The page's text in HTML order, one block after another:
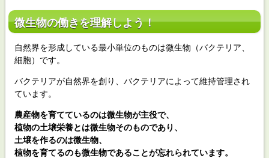
微生物の働きを理解しよう！
自然界を形成している最小単位のものは微生物（バクテリア、
細胞）です。
バクテリアが自然界を創り、バクテリアによって維持管理され
ています。
農産物を育てているのは微生物が主役で、
植物の土壌栄養とは微生物そのものであり、
土壌を作るのは微生物、
植物を育てるのも微生物であることが忘れられています。